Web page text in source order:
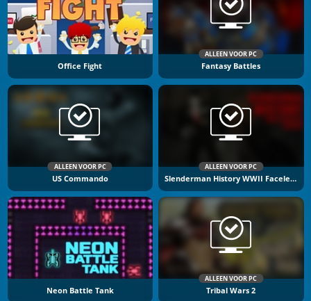
Office Fight
ALLEEN VOOR PC
Fantasy Battles
ALLEEN VOOR PC
US Commando
ALLEEN VOOR PC
Slenderman History WWII Faceless Horror
Neon Battle Tank
ALLEEN VOOR PC
Tribal Wars 2